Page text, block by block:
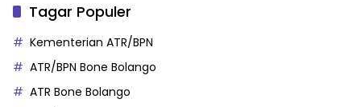
Tagar Populer
Kementerian ATR/BPN
ATR/BPN Bone Bolango
ATR Bone Bolango